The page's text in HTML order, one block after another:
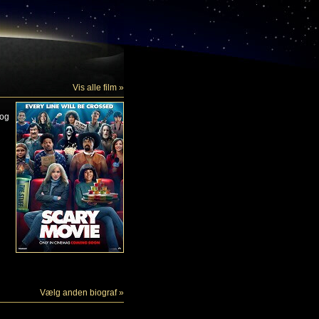
Vis alle film »
Vælg anden biograf »